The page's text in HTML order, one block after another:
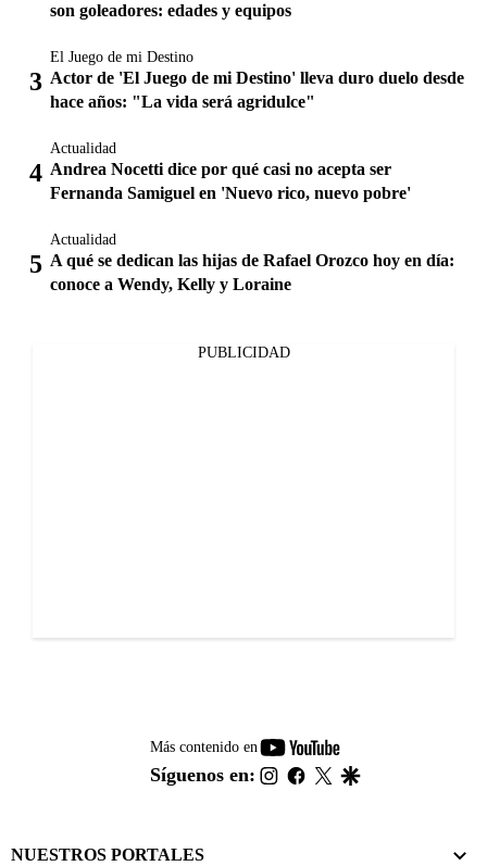
son goleadores: edades y equipos
El Juego de mi Destino
Actor de 'El Juego de mi Destino' lleva duro duelo desde
hace años: "La vida será agridulce"
Actualidad
Andrea Nocetti dice por qué casi no acepta ser
Fernanda Samiguel en 'Nuevo rico, nuevo pobre'
Actualidad
A qué se dedican las hijas de Rafael Orozco hoy en día:
conoce a Wendy, Kelly y Loraine
PUBLICIDAD
Más contenido en
youtube-
footer
Síguenos en: instagram
facebook
twitter
NUESTROS PORTALES